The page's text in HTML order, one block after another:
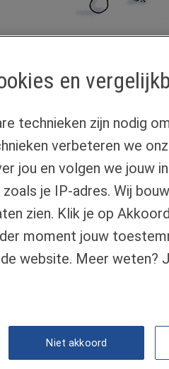
het afgelopen jaar. En
Privacyverklaring
Disclaimer
Gebruikersvoorwaarden
en
technieken zijn nodig
verbeteren we
jou en volgen we jouw
je IP-adres. Wij
zien. Klik je op
moment jouw
website. Meer
Niet akkoord